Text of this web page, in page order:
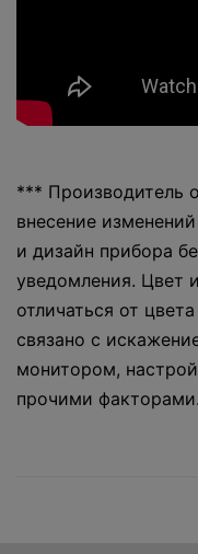
*** Производитель
внесение
и дизайн прибора
уведомления. Цвет
отличаться от
связано с
монитором,
прочими факторами.